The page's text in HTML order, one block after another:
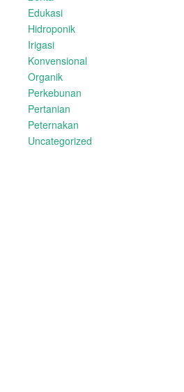
Edukasi
Hidroponik
Irigasi
Konvensional
Organik
Perkebunan
Pertanian
Peternakan
Uncategorized